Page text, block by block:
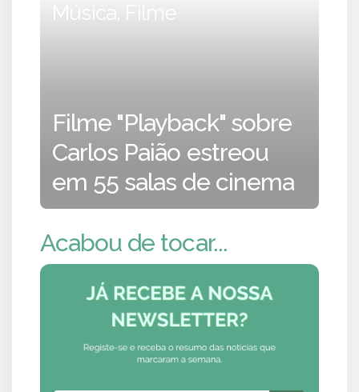
Música, Filme
Filme "Playback" sobre
Carlos Paião estreou
em 55 salas de cinema
Acabou de tocar...